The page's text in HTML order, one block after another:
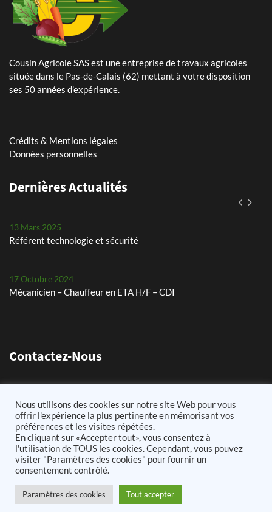
Cousin Agricole SAS est une entreprise de travaux agricoles
située dans le Pas-de-Calais (62) mettant à votre disposition
ses 50 années d’expérience.
Crédits & Mentions légales
Données personnelles
Dernières Actualités
24 Mai 2024
Plantation de pommes de terre – planteuse Dewulf Certa 40
Arrachage de betteraves sucrières avec notre Ropa Tiger 6s
Assistant(e) paie et RH
13 Mars 2025
Référent technologie et sécurité
17 Octobre 2024
Mécanicien – Chauffeur en ETA H/F – CDI
24 Mai 2024
integral
25 Avril 2024
Arrachage de betteraves sucrières avec notre Ropa Tiger 6s
11 Mars 2026
Assistant(e) paie et RH
Contactez-Nous
03.21.60.73.75
info@cousinagricole62.fr
2021 Cousin Agricole - Tous Droits Réservés
Nous utilisons des cookies sur notre site Web pour vous
offrir l'expérience la plus pertinente en mémorisant vos
préférences et les visites répétées.
En cliquant sur «Accepter tout», vous consentez à
l'utilisation de TOUS les cookies. Cependant, vous pouvez
visiter "Paramètres des cookies" pour fournir un
consentement contrôlé.
Paramètres des cookies Tout accepter